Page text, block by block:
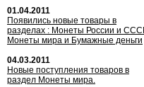
01.04.2011
Появились новые товары в
разделах : Монеты России и
Монеты мира и Бумажные деньги
04.03.2011
Новые поступления товаров в
раздел Монеты мира.